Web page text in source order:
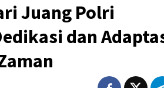
Juang Polri
dan